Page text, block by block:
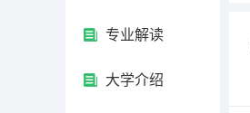
专业解读
大学介绍